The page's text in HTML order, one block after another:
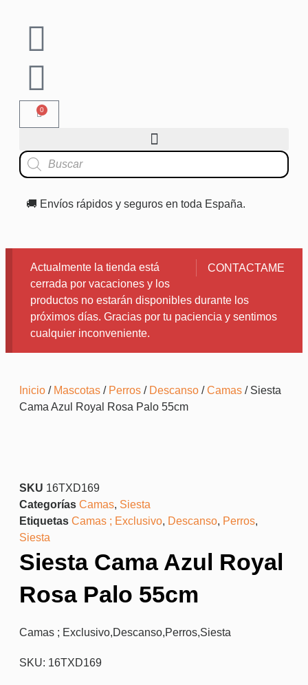
0
🚚 Envíos rápidos y seguros en toda España.
CONTACTAME
Actualmente la tienda está
cerrada por vacaciones y los
productos no estarán disponibles durante los
próximos días. Gracias por tu paciencia y sentimos
cualquier inconveniente.
Inicio / Mascotas / Perros / Descanso /Camas / Siesta
Cama Azul Royal Rosa Palo 55cm
SKU 16TXD169
Categorías Camas, Siesta
Etiquetas Camas ; Exclusivo, Descanso, Perros,
Siesta
Siesta Cama Azul Royal
Rosa Palo 55cm
Camas ; Exclusivo,Descanso,Perros,Siesta
SKU: 16TXD169